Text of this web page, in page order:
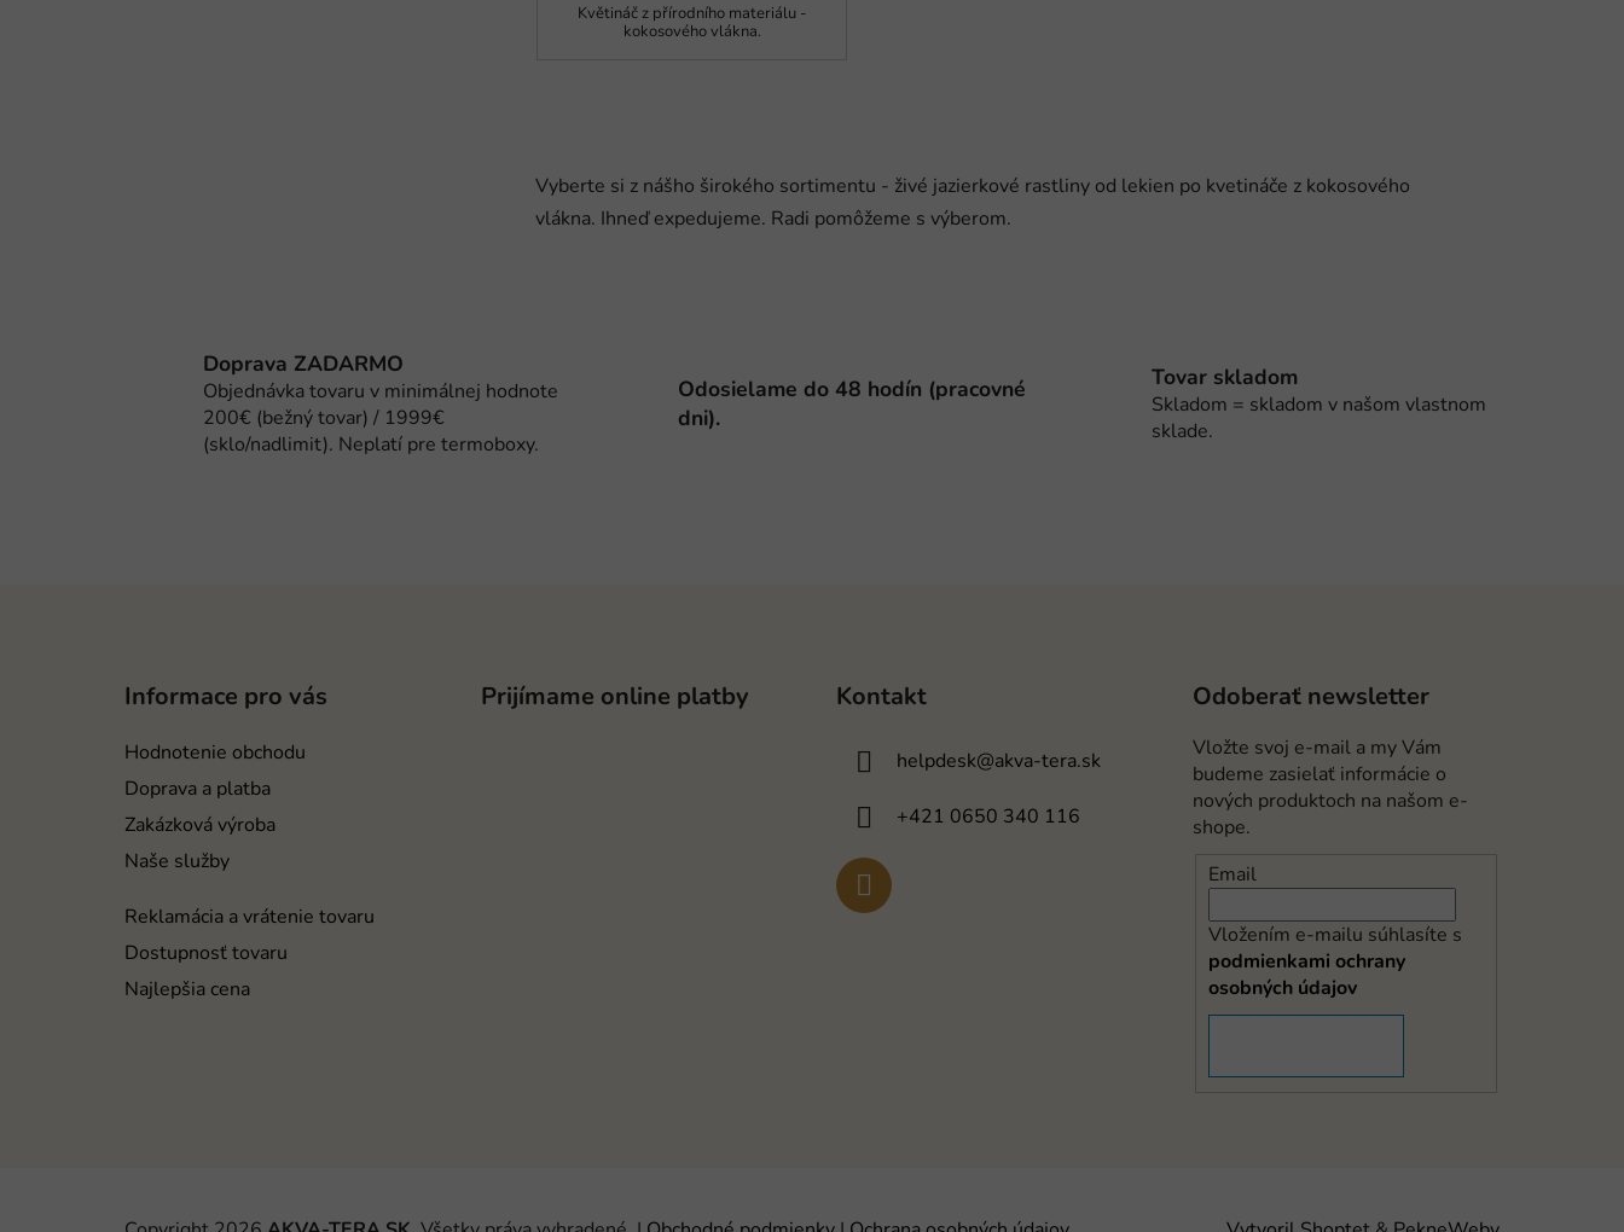
Květináč z přírodního materiálu -
kokosového vlákna.
á
v
Vyberte si z nášho širokého sortimentu - živé jazierkové rastliny od lekien po kvetináče z kokosového
vlákna. Ihneď expedujeme. Radi pomôžeme s výberom.
Doprava ZADARMO
Objednávka tovaru v minimálnej hodnote
200€ (bežný tovar) / 1999€
(sklo/nadlimit). Neplatí pre termoboxy.
Odosielame do 48 hodín (pracovné
dni).
Tovar skladom
Skladom = skladom v našom vlastnom
sklade.
Informace pro vás
Hodnotenie obchodu
Doprava a platba
Zakázková výroba
Naše služby
Reklamácia a vrátenie tovaru
Dostupnosť tovaru
Najlepšia cena
Prijímame online platby Kontakt
helpdesk@akva-tera.sk
+421 0650 340 116
Odoberať newsletter
Vložte svoj e-mail a my Vám
budeme zasielať informácie o
nových produktoch na našom e-
shope.
Email
Vložením e-mailu súhlasíte s
podmienkami ochrany
osobných údajov